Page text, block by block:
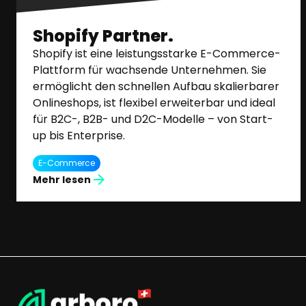
Shopify Partner.
Shopify ist eine leistungsstarke E-Commerce-
Plattform für wachsende Unternehmen. Sie
ermöglicht den schnellen Aufbau skalierbarer
Onlineshops, ist flexibel erweiterbar und ideal
für B2C-, B2B- und D2C-Modelle – von Start-
up bis Enterprise.
E-Commerce
Mehr lesen